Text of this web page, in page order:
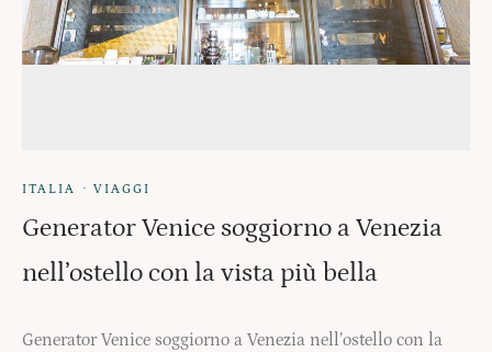
ITALIA · VIAGGI
Generator Venice soggiorno a Venezia
nell’ostello con la vista più bella
Generator Venice soggiorno a Venezia nell’ostello con la